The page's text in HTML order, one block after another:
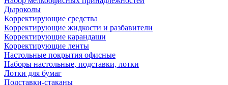
Дыроколы
Корректирующие средства
Корректирующие жидкости и разбавители
Корректирующие карандаши
Корректирующие ленты
Настольные покрытия офисные
Наборы настольные, подставки, лотки
Лотки для бумаг
Подставки-стаканы